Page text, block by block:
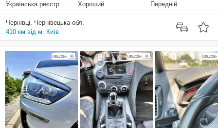
Українська реєстрація
Хороший Передній
Чернівці, Чернівецька обл.
410 км від м. Київ